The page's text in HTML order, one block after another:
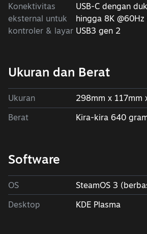
Konektivitas
eksternal untuk
kontroler & layar
USB-C dengan
hingga 8K
USB3 gen 2
Ukuran dan Berat
Ukuran
298mm x 117mm
Berat
Kira-kira 640
Software
OS
SteamOS 3
Desktop
KDE Plasma